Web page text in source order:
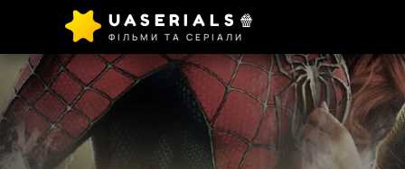
UASERIALS🍿
ФІЛЬМИ ТА СЕРІАЛИ